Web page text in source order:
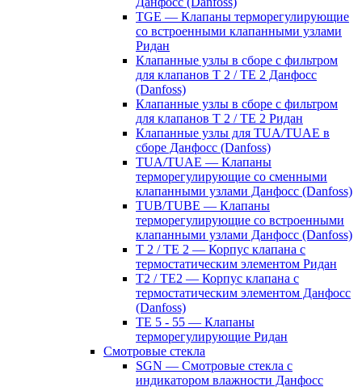
TGE — Клапаны терморегулирующие
со встроенными клапанными узлами
Ридан
Клапанные узлы в сборе с фильтром
для клапанов T 2 / TE 2 Данфосс
(Danfoss)
Клапанные узлы в сборе с фильтром
для клапанов T 2 / TE 2 Ридан
Клапанные узлы для TUA/TUAE в
сборе Данфосс (Danfoss)
TUA/TUAE — Клапаны
терморегулирующие со сменными
клапанными узлами Данфосс (Danfoss)
TUB/TUBE — Клапаны
терморегулирующие со встроенными
клапанными узлами Данфосс (Danfoss)
T 2 / TE 2 — Корпус клапана с
термостатическим элементом Ридан
T2 / TE2 — Корпус клапана с
термостатическим элементом Данфосс
(Danfoss)
TE 5 - 55 — Клапаны
терморегулирующие Ридан
Смотровые стекла
SGN — Смотровые стекла с
индикатором влажности Данфосс